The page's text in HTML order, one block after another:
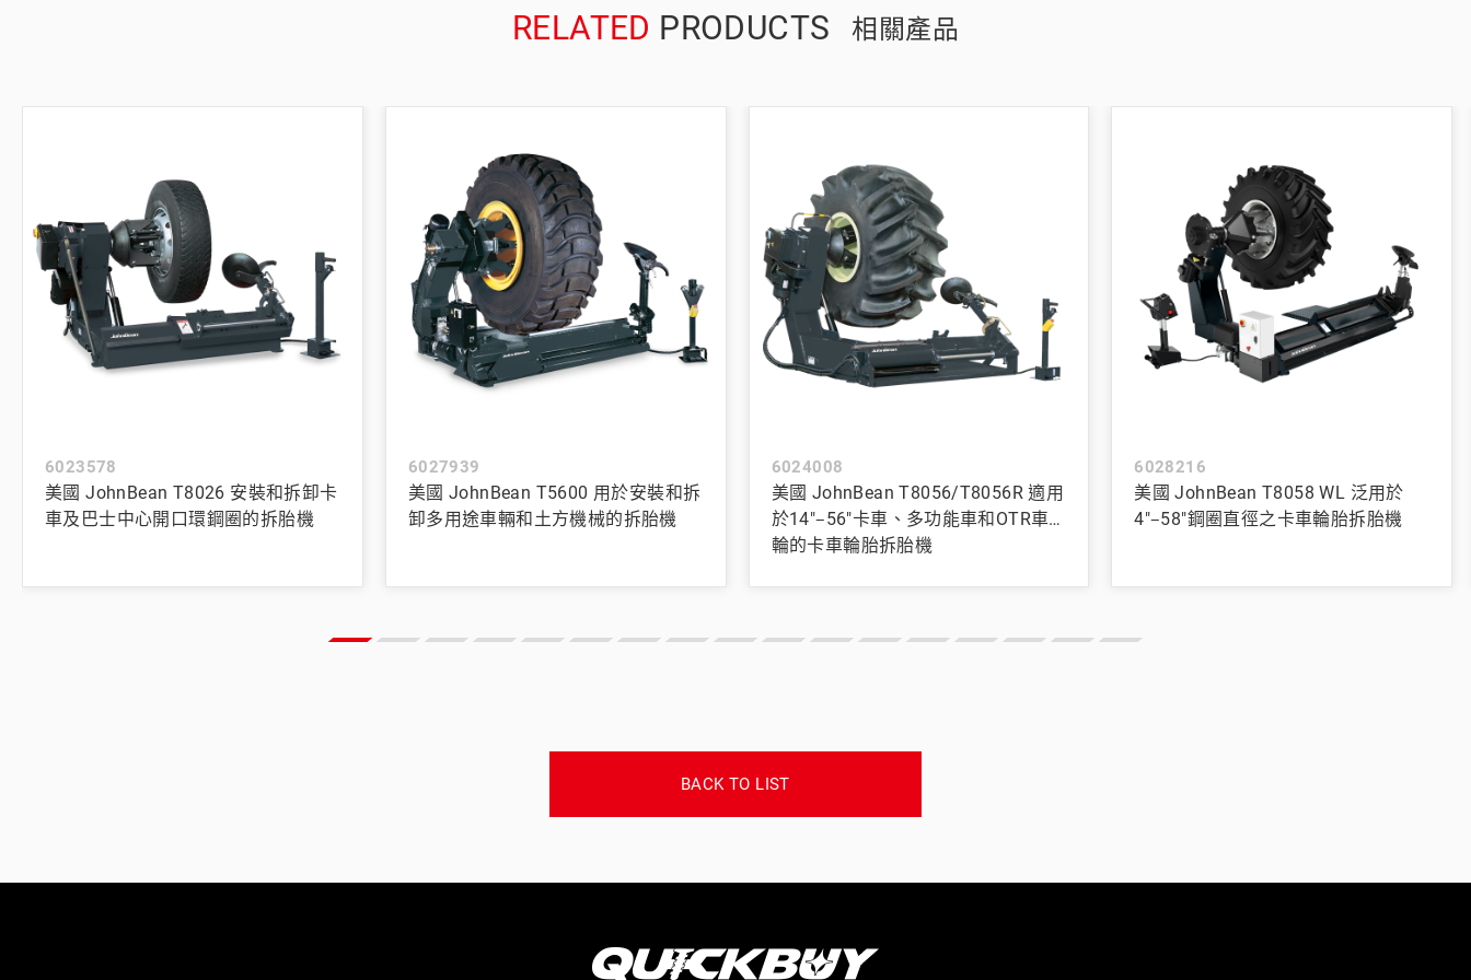
RELATED PRODUCTS 相關產品
6023578
美國 JohnBean T8026 安裝和拆卸卡
車及巴士中心開口環鋼圈的拆胎機
6027939
美國 JohnBean T5600 用於安裝和拆
卸多用途車輛和土方機械的拆胎機
6024008
美國 JohnBean T8056/T8056R 適用
於14"‒56"卡車、多功能車和OTR車
輪的卡車輪胎拆胎機
6028216
美國 JohnBean T8058 WL 泛用於
4"‒58"鋼圈直徑之卡車輪胎拆胎機
BACK TO LIST